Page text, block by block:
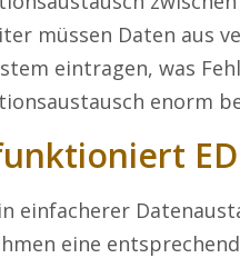
müssen Daten aus
eintragen, was
enorm
einfacherer
eine
Kössner-Maier
Maier@erlebe-software.de